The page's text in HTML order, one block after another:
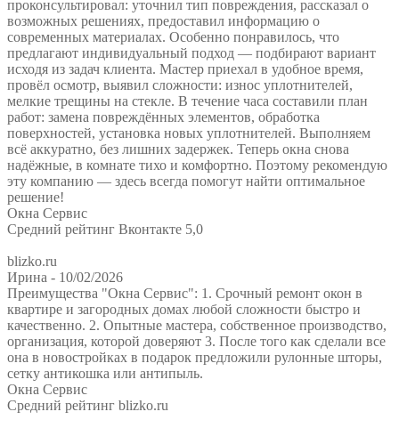
проконсультировал: уточнил тип повреждения, рассказал о
возможных решениях, предоставил информацию о
современных материалах. Особенно понравилось, что
предлагают индивидуальный подход — подбирают вариант
исходя из задач клиента. Мастер приехал в удобное время,
провёл осмотр, выявил сложности: износ уплотнителей,
мелкие трещины на стекле. В течение часа составили план
работ: замена повреждённых элементов, обработка
поверхностей, установка новых уплотнителей. Выполняем
всё аккуратно, без лишних задержек. Теперь окна снова
надёжные, в комнате тихо и комфортно. Поэтому рекомендую
эту компанию — здесь всегда помогут найти оптимальное
решение!
Окна Сервис
Средний рейтинг Вконтакте 5,0
blizko.ru
Ирина - 10/02/2026
Преимущества "Окна Сервис": 1. Срочный ремонт окон в
квартире и загородных домах любой сложности быстро и
качественно. 2. Опытные мастера, собственное производство,
организация, которой доверяют 3. После того как сделали все
она в новостройках в подарок предложили рулонные шторы,
сетку антикошка или антипыль.
Окна Сервис
Средний рейтинг blizko.ru